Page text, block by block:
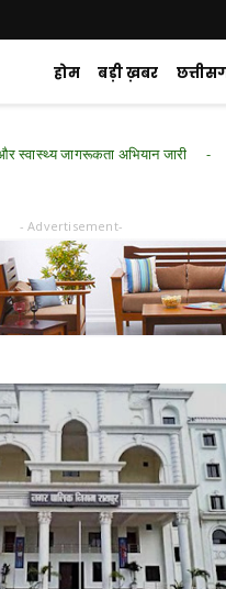
होम बड़ी ख़बर
अभियान जारी Chhattisgarh
- Advertisement-